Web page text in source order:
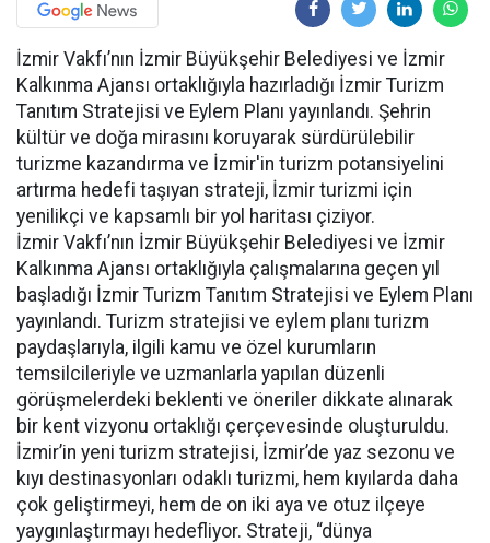
İzmir Vakfı’nın İzmir Büyükşehir Belediyesi ve İzmir
Kalkınma Ajansı ortaklığıyla hazırladığı İzmir Turizm
Tanıtım Stratejisi ve Eylem Planı yayınlandı. Şehrin
kültür ve doğa mirasını koruyarak sürdürülebilir
turizme kazandırma ve İzmir'in turizm potansiyelini
artırma hedefi taşıyan strateji, İzmir turizmi için
yenilikçi ve kapsamlı bir yol haritası çiziyor.
İzmir Vakfı’nın İzmir Büyükşehir Belediyesi ve İzmir
Kalkınma Ajansı ortaklığıyla çalışmalarına geçen yıl
başladığı İzmir Turizm Tanıtım Stratejisi ve Eylem Planı
yayınlandı. Turizm stratejisi ve eylem planı turizm
paydaşlarıyla, ilgili kamu ve özel kurumların
temsilcileriyle ve uzmanlarla yapılan düzenli
görüşmelerdeki beklenti ve öneriler dikkate alınarak
bir kent vizyonu ortaklığı çerçevesinde oluşturuldu.
İzmir’in yeni turizm stratejisi, İzmir’de yaz sezonu ve
kıyı destinasyonları odaklı turizmi, hem kıyılarda daha
çok geliştirmeyi, hem de on iki aya ve otuz ilçeye
yaygınlaştırmayı hedefliyor. Strateji, “dünya